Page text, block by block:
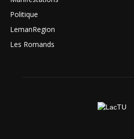
Politique
LemanRegion
Les Romands